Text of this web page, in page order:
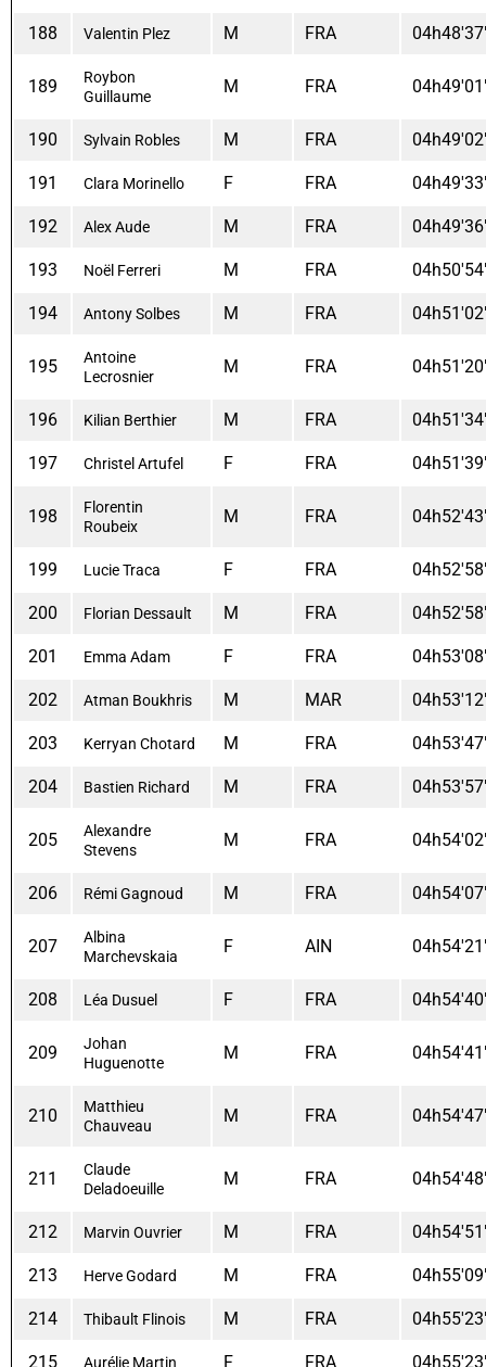
188 Valentin Plez M FRA
189
Roybon
Guillaume
M FRA
190 Sylvain Robles M FRA
191 Clara Morinello F FRA
192 Alex Aude M FRA
193 Noël Ferreri M FRA
194 Antony Solbes M FRA
195
Antoine
Lecrosnier
M FRA
196 Kilian Berthier M FRA
197 Christel Artufel F FRA
198
Florentin
Roubeix
M FRA
199 Lucie Traca F FRA
200 Florian Dessault M FRA
201 Emma Adam F FRA
202 Atman Boukhris M MAR
203 Kerryan Chotard M FRA
204 Bastien Richard M FRA
205
Alexandre
Stevens
M FRA
206 Rémi Gagnoud M FRA
207
Albina
Marchevskaia
F AIN
208 Léa Dusuel F FRA
209
Johan
Huguenotte
M FRA
210
Matthieu
Chauveau
M FRA
211
Claude
Deladoeuille
M FRA
212 Marvin Ouvrier M FRA
213 Herve Godard M FRA
214 Thibault Flinois M FRA
215 Aurélie Martin F FRA